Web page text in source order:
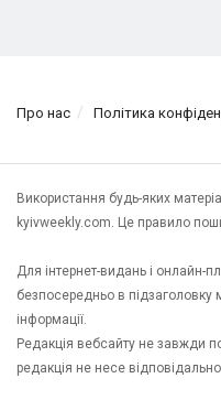
Про нас Політика
Використання будь-яких
kyivweekly.com. Це правило
Для інтернет-видань і онлайн-
безпосередньо в
інформації.
Редакція вебсайту не завжди
редакція не несе